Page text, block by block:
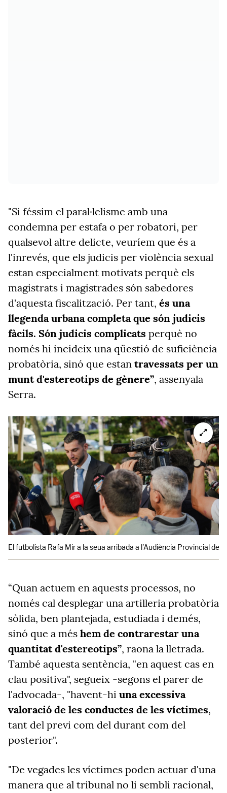
"Si féssim el paral·lelisme amb una
condemna per estafa o per robatori, per
qualsevol altre delicte, veuríem que és a
l'inrevés, que els judicis per violència sexual
estan especialment motivats perquè els
magistrats i magistrades són sabedores
d'aquesta fiscalització. Per tant, és una
llegenda urbana completa que són judicis
fàcils. Són judicis complicats perquè no
només hi incideix una qüestió de suficiència
probatòria, sinó que estan travessats per un
munt d'estereotips de gènere”, assenyala
Serra.
El futbolista Rafa Mir a la seua arribada a l'Audiència Provincial de
“Quan actuem en aquests processos, no
només cal desplegar una artilleria probatòria
sòlida, ben plantejada, estudiada i demés,
sinó que a més hem de contrarestar una
quantitat d'estereotips”, raona la lletrada.
També aquesta sentència, "en aquest cas en
clau positiva", segueix -segons el parer de
l'advocada-, "havent-hi una excessiva
valoració de les conductes de les víctimes,
tant del previ com del durant com del
posterior".
"De vegades les víctimes poden actuar d'una
manera que al tribunal no li sembli racional,